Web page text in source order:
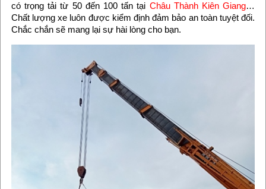
có trọng tải từ 50 đến 100 tấn tại Châu Thành Kiên Giang…
Chất lượng xe luôn được kiểm định đảm bảo an toàn tuyệt đối.
Chắc chắn sẽ mang lại sự hài lòng cho bạn.